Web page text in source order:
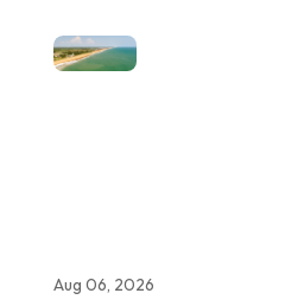
Aug 06, 2026